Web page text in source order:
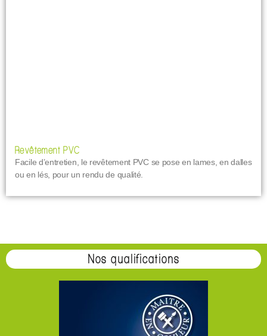
Revêtement PVC
Facile d’entretien, le revêtement PVC se pose en lames, en dalles
ou en lés, pour un rendu de qualité.
Nos qualifications